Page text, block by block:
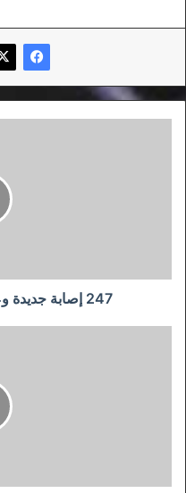
247 إصابة جديدة و4 وفيات خلال 24 ساعة
الجزائري